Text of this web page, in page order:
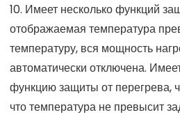
10. Имеет несколько функций
отображаемая температура
температуру, вся мощность
автоматически отключена.
функцию защиты от перегрева,
что температура не превысит